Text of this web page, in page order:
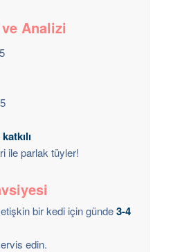
Analizi
ile parlak tüyler!
bir kedi için günde3-4
edin.